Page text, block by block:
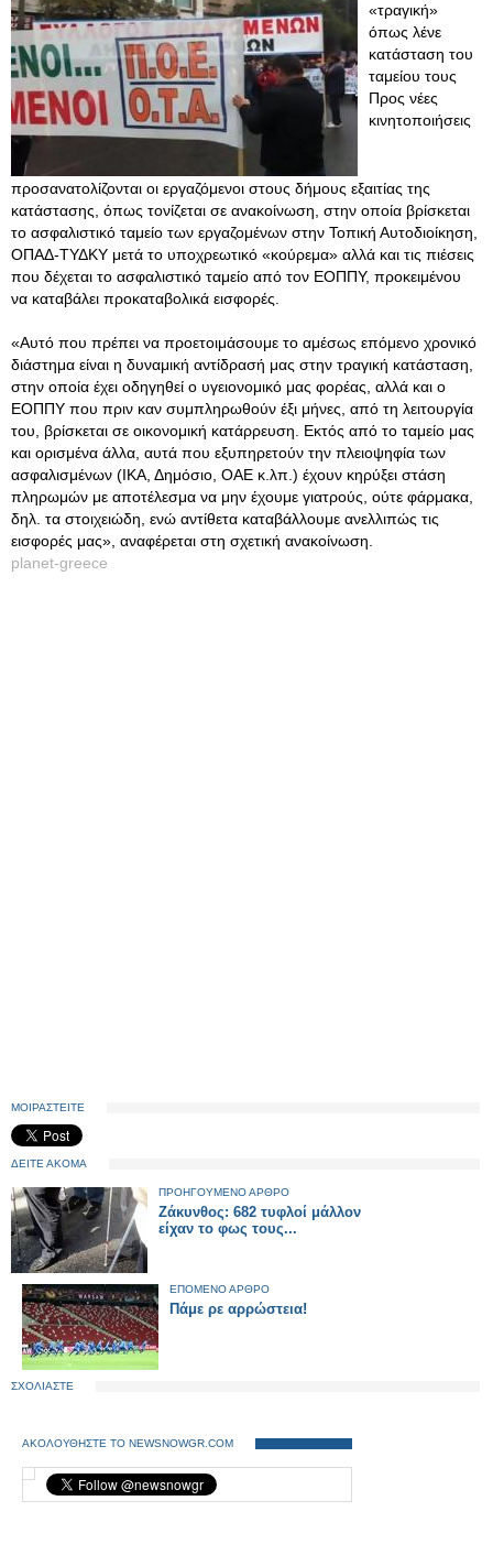
«τραγική»
όπως λένε
κατάσταση του
ταμείου τους
Προς νέες
κινητοποιήσεις
προσανατολίζονται οι εργαζόμενοι στους δήμους εξαιτίας της
κατάστασης, όπως τονίζεται σε ανακοίνωση, στην οποία βρίσκεται
το ασφαλιστικό ταμείο των εργαζομένων στην Τοπική Αυτοδιοίκηση,
ΟΠΑΔ-ΤΥΔΚΥ μετά το υποχρεωτικό «κούρεμα» αλλά και τις πιέσεις
που δέχεται το ασφαλιστικό ταμείο από τον ΕΟΠΠΥ, προκειμένου
να καταβάλει προκαταβολικά εισφορές.
«Αυτό που πρέπει να προετοιμάσουμε το αμέσως επόμενο χρονικό
διάστημα είναι η δυναμική αντίδρασή μας στην τραγική κατάσταση,
στην οποία έχει οδηγηθεί ο υγειονομικό μας φορέας, αλλά και ο
ΕΟΠΠΥ που πριν καν συμπληρωθούν έξι μήνες, από τη λειτουργία
του, βρίσκεται σε οικονομική κατάρρευση. Εκτός από το ταμείο μας
και ορισμένα άλλα, αυτά που εξυπηρετούν την πλειοψηφία των
ασφαλισμένων (ΙΚΑ, Δημόσιο, ΟΑΕ κ.λπ.) έχουν κηρύξει στάση
πληρωμών με αποτέλεσμα να μην έχουμε γιατρούς, ούτε φάρμακα,
δηλ. τα στοιχειώδη, ενώ αντίθετα καταβάλλουμε ανελλιπώς τις
εισφορές μας», αναφέρεται στη σχετική ανακοίνωση.
planet-greece
ΜΟΙΡΑΣΤΕΙΤΕ
ΔΕΙΤΕ ΑΚΟΜΑ
ΠΡΟΗΓΟΥΜΕΝΟ ΑΡΘΡΟ
Ζάκυνθος: 682 τυφλοί μάλλον
είχαν το φως τους...
ΕΠΟΜΕΝΟ ΑΡΘΡΟ
Πάμε ρε αρρώστεια!
ΣΧΟΛΙΑΣΤΕ
ΑΚΟΛΟΥΘΗΣΤΕ ΤΟ NEWSNOWGR.COM